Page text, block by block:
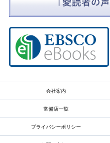
会社案内
常備店一覧
プライバシーポリシー